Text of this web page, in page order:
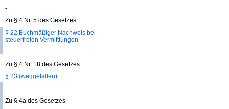
-
Zu § 4 Nr. 5 des Gesetzes
§ 22 Buchmäßiger Nachweis bei
steuerfreien Vermittlungen
-
Zu § 4 Nr. 18 des Gesetzes
§ 23 (weggefallen)
-
Zu § 4a des Gesetzes